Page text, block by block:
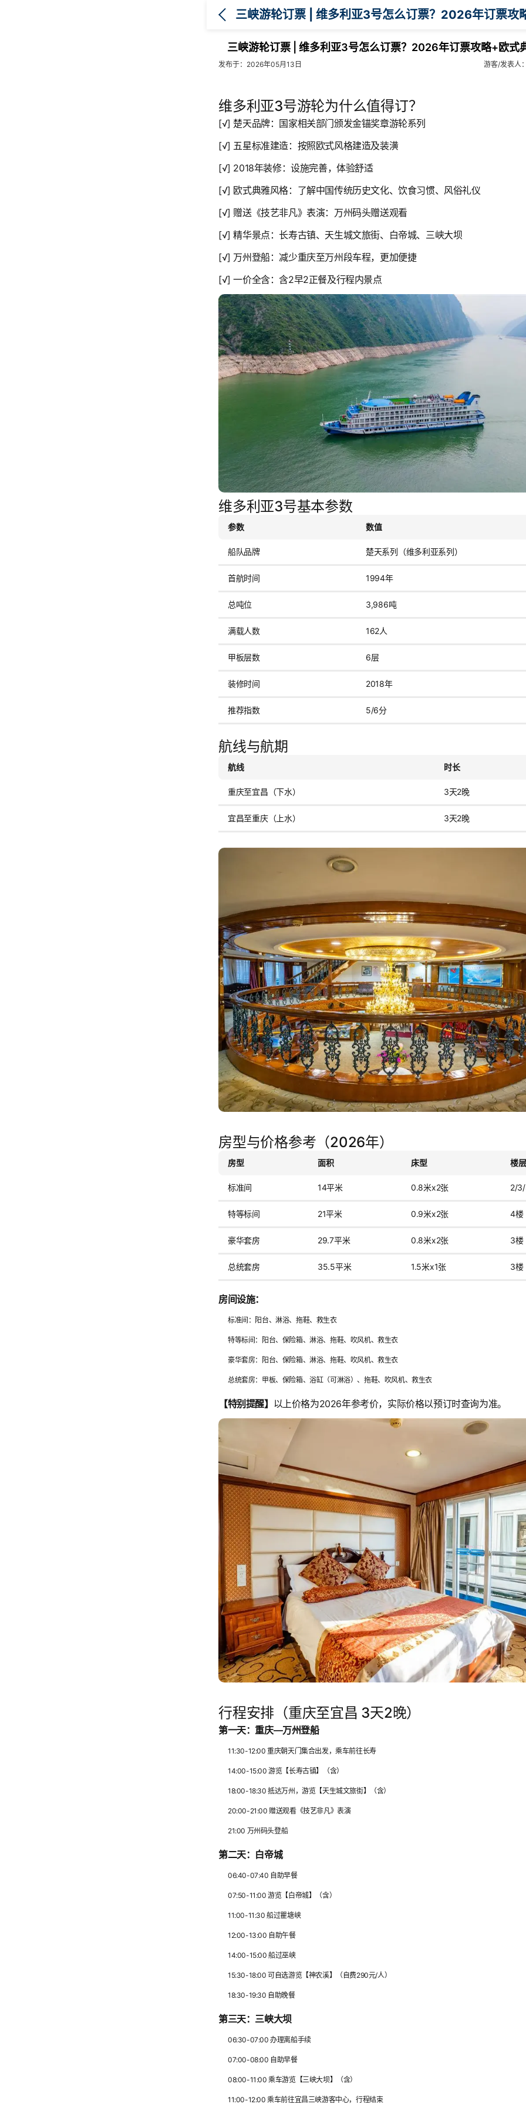
三峡游轮订票 | 维多利亚3号怎么订票？2026年订票攻略+欧式
发布于：2026年05月13日 游客/发表人
维多利亚3号游轮为什么值得订？
[√] 楚天品牌：国家相关部门颁发金锚奖章游轮系列
[√] 五星标准建造：按照欧式风格建造及装潢
[√] 2018年装修：设施完善，体验舒适
[√] 欧式典雅风格：了解中国传统历史文化、饮食习惯、风俗礼仪
[√] 赠送《技艺非凡》表演：万州码头赠送观看
[√] 精华景点：长寿古镇、天生城文旅街、白帝城、三峡大坝
[√] 万州登船：减少重庆至万州段车程，更加便捷
[√] 一价全含：含2早2正餐及行程内景点
维多利亚3号基本参数
参数 数值
船队品牌 楚天系列（维多利亚系列）
首航时间 1994年
总吨位 3,986吨
满载人数 162人
甲板层数 6层
装修时间 2018年
推荐指数 5/6分
航线与航期
航线 时长
重庆至宜昌（下水） 3天2晚
宜昌至重庆（上水） 3天2晚
房型与价格参考（2026年）
房型 面积 床型 楼层
标准间 14平米 0.8米x2张 2/
特等标间 21平米 0.9米x2张 4楼
豪华套房 29.7平米 0.8米x2张 3楼
总统套房 35.5平米 1.5米x1张 3楼
房间设施：
标准间：阳台、淋浴、拖鞋、救生衣
特等标间：阳台、保险箱、淋浴、拖鞋、吹风机、救生衣
豪华套房：阳台、保险箱、淋浴、拖鞋、吹风机、救生衣
总统套房：甲板、保险箱、浴缸（可淋浴）、拖鞋、吹风机、救生衣
【特别提醒】 以上价格为2026年参考价，实际价格以预订时查询为准。
行程安排（重庆至宜昌 3天2晚）
第一天：重庆—万州登船
11:30-12:00 重庆朝天门集合出发，乘车前往长寿
14:00-15:00 游览【长寿古镇】（含）
18:00-18:30 抵达万州，游览【天生城文旅街】（含）
20:00-21:00 赠送观看《技艺非凡》表演
21:00 万州码头登船
第二天：白帝城
06:40-07:40 自助早餐
07:50-11:00 游览【白帝城】（含）
11:00-11:30 船过瞿塘峡
12:00-13:00 自助午餐
14:00-15:00 船过巫峡
15:30-18:00 可自选游览【神农溪】（自费290元/人）
18:30-19:30 自助晚餐
第三天：三峡大坝
06:30-07:00 办理离船手续
07:00-08:00 自助早餐
08:00-11:00 乘车游览【三峡大坝】（含）
11:00-12:00 乘车前往宜昌三峡游客中心，行程结束